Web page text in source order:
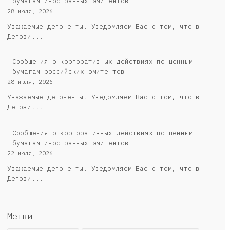
28 июля, 2026
Уважаемые депоненты! Уведомляем Вас о том, что в
Депози...
Cообщения о корпоративных действиях по ценным
бумагам российских эмитентов
28 июля, 2026
Уважаемые депоненты! Уведомляем Вас о том, что в
Депози...
Сообщения о корпоративных действиях по ценным
бумагам иностранных эмитентов
22 июля, 2026
Уважаемые депоненты! Уведомляем Вас о том, что в
Депози...
Метки